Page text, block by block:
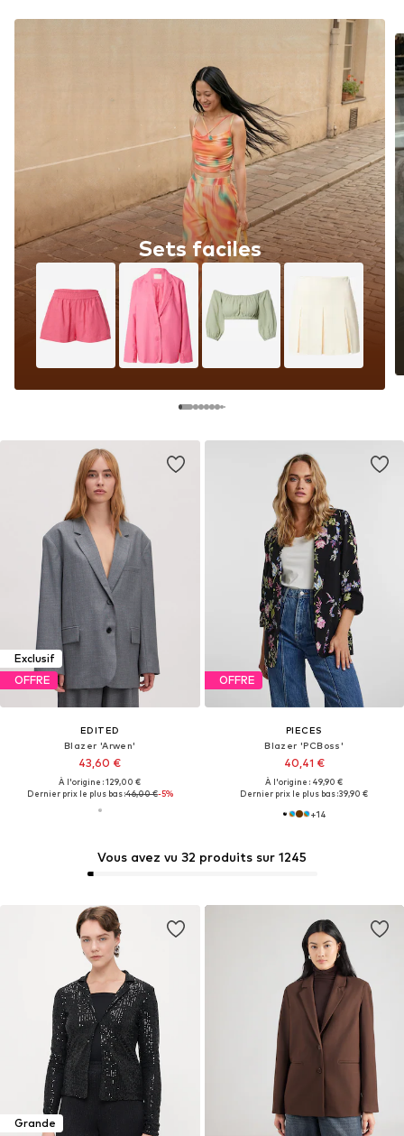
Exclusif
OFFRE
EDITED
Blazer 'Arwen'
43,60 €
À l'origine : 129,00 €
Dernier prix le plus bas :46,00 €-5%
OFFRE
PIECES
Blazer 'PCBoss'
40,41 €
À l'origine : 49,90 €
Dernier prix le plus bas :39,90 €
+14
Sets faciles
Grande
Vous avez vu 32 produits sur 1245